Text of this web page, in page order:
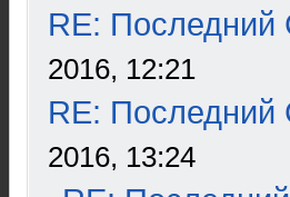
RE: Последний
2016, 12:21
RE: Последний
2016, 13:24